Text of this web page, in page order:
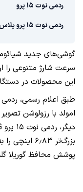
ردمی نوت ۱۵ پرو
ردمی نوت ۱۵ پرو پلاس
گوشی‌های جدید
سرعت شارژ متنوعی را
این محصولات در
امولد با رزولوشن
بزرگ‌تر
پوشش محافظ گوریلا گلس